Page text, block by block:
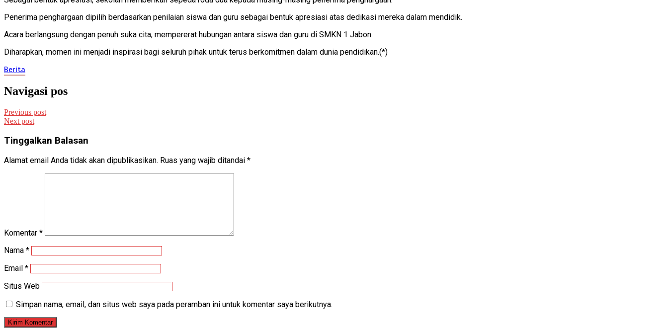
Penerima penghargaan dipilih berdasarkan penilaian siswa dan guru sebagai bentuk apresiasi atas dedikasi mereka dalam mendidik.
Acara berlangsung dengan penuh suka cita, mempererat hubungan antara siswa dan guru di SMKN 1 Jabon.
Diharapkan, momen ini menjadi inspirasi bagi seluruh pihak untuk terus berkomitmen dalam dunia pendidikan.(*)
Berita
Navigasi pos
Previous post
Next post
Tinggalkan Balasan
Alamat email Anda tidak akan dipublikasikan. Ruas yang wajib ditandai *
Komentar *
Nama *
Email *
Situs Web
Simpan nama, email, dan situs web saya pada peramban ini untuk komentar saya berikutnya.